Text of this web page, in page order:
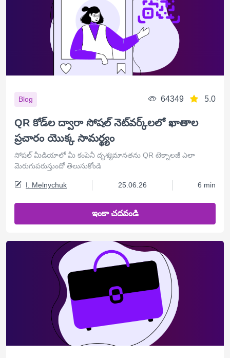
Blog 64349 5.0
QR కోడ్‌ల ద్వారా సోషల్ నెట్‌వర్క్‌లలో ఖాతాల
ప్రచారం యొక్క సామర్థ్యం
సోషల్ మీడియాలో మీ కంపెనీ దృశ్యమానతను QR టెక్నాలజీ ఎలా
మెరుగుపరుస్తుందో తెలుసుకోండి
I. Melnychuk 25.06.26 6 min
ఇంకా చదవండి